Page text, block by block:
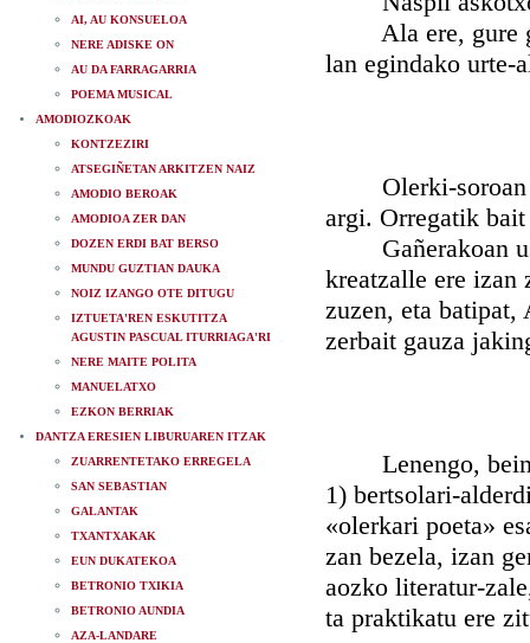
AI, AU KONSUELOA
NERE ADISKE ON
AU DA FARRAGARRIA
POEMA MUSICAL
AMODIOZKOAK
KONTZEZIRI
ATSEGIÑETAN ARKITZEN NAIZ
AMODIO BEROAK
AMODIOA ZER DAN
DOZEN ERDI BAT BERSO
MUNDU GUZTIAN DAUKA
NOIZ IZANGO OTE DITUGU
IZTUETA'REN ESKUTITZA
AGUSTIN PASCUAL ITURRIAGA'RI
NERE MAITE POLITA
MANUELATXO
EZKON BERRIAK
DANTZA ERESIEN LIBURUAREN ITZAK
ZUARRENTETAKO ERREGELA
SAN SEBASTIAN
GALANTAK
TXANTXAKAK
EUN DUKATEKOA
BETRONIO TXIKIA
BETRONIO AUNDIA
AZA-LANDARE
Ala ere, gure
lan egindako urte-
Olerki-soroan
argi. Orregatik
Gañerakoan
kreatzalle ere
zuzen, eta batipat,
zerbait gauza
Lenengo,
1) bertsolari-
«olerkari poeta»
zan bezela, izan
aozko literatur-
ta praktikatu ere